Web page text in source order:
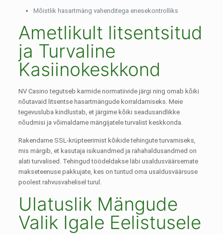
Mõistlik hasartmäng vahenditega enesekontrolliks
Ametlikult litsentsitud
ja Turvaline
Kasiinokeskkond
NV Casino tegutseb karmide normatiivide järgi ning omab kõiki
nõutavaid litsentse hasartmängude korraldamiseks. Meie
tegevusluba kindlustab, et järgime kõiki seadusandlikke
nõudmisi ja võimaldame mängijatele turvalist keskkonda.
Rakendame SSL-krüpteerimist kõikide tehingute turvamiseks,
mis märgib, et kasutaja isikuandmed ja rahahaldusandmed on
alati turvalised. Tehingud töödeldakse läbi usaldusväärsemate
makseteenuse pakkujate, kes on tuntud oma usaldusväärsuse
poolest rahvusvahelisel turul.
Ulatuslik Mängude
Valik Igale Eelistusele